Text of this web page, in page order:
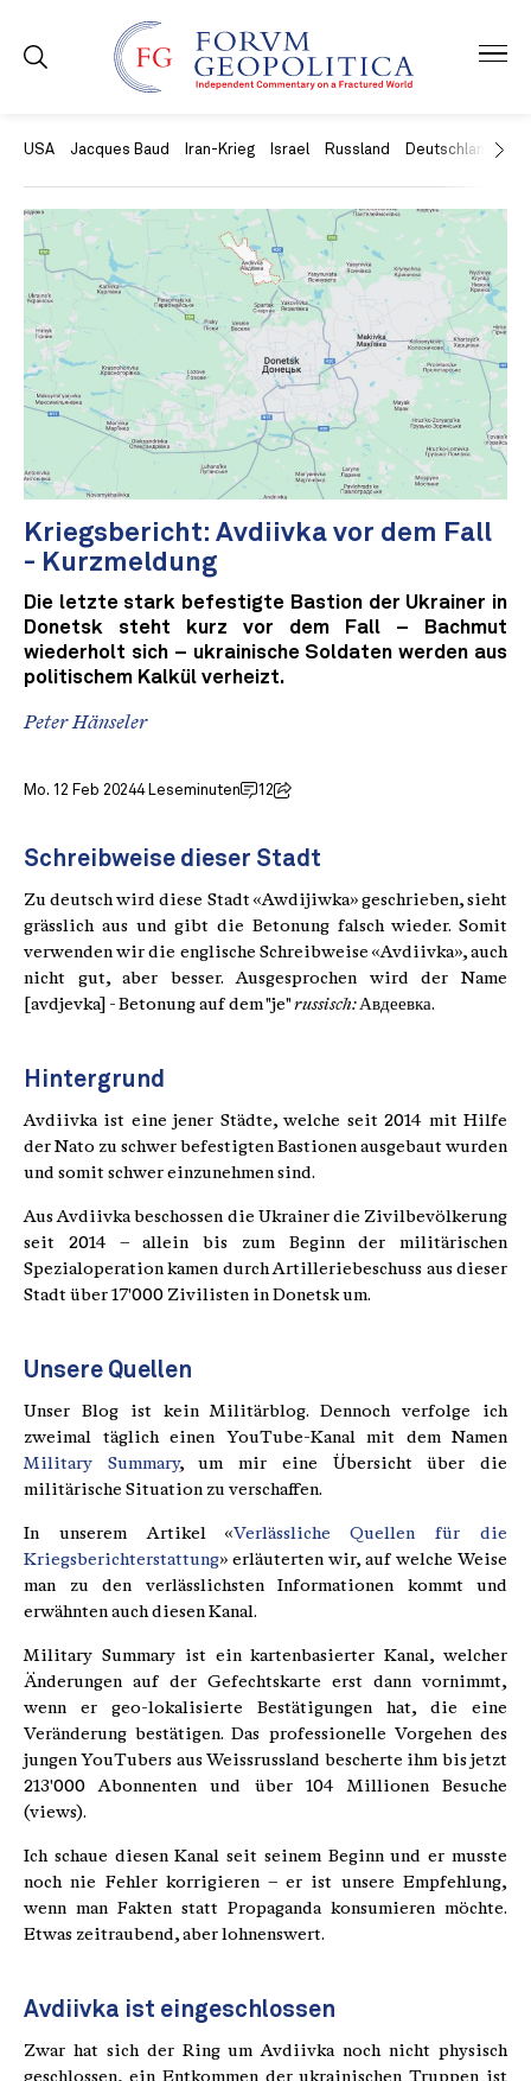
USA Jacques Baud Iran-Krieg Israel Russland Deutschland
Kriegsbericht: Avdiivka vor dem Fall
- Kurzmeldung
Die letzte stark befestigte Bastion der Ukrainer in
Donetsk steht kurz vor dem Fall – Bachmut
wiederholt sich – ukrainische Soldaten werden aus
politischem Kalkül verheizt.
Peter Hänseler
Mo. 12 Feb 20244 Leseminuten 12
Schreibweise dieser Stadt
Zu deutsch wird diese Stadt «Awdijiwka» geschrieben, sieht
grässlich aus und gibt die Betonung falsch wieder. Somit
verwenden wir die englische Schreibweise «Avdiivka», auch
nicht gut, aber besser. Ausgesprochen wird der Name
[avdjevka] - Betonung auf dem "je" russisch: Авдеевка.
Hintergrund
Avdiivka ist eine jener Städte, welche seit 2014 mit Hilfe
der Nato zu schwer befestigten Bastionen ausgebaut wurden
und somit schwer einzunehmen sind.
Aus Avdiivka beschossen die Ukrainer die Zivilbevölkerung
seit 2014 – allein bis zum Beginn der militärischen
Spezialoperation kamen durch Artilleriebeschuss aus dieser
Stadt über 17'000 Zivilisten in Donetsk um.
Unsere Quellen
Unser Blog ist kein Militärblog. Dennoch verfolge ich
zweimal täglich einen YouTube-Kanal mit dem Namen
Military Summary, um mir eine Übersicht über die
militärische Situation zu verschaffen.
In unserem Artikel «Verlässliche Quellen für die
Kriegsberichterstattung» erläuterten wir, auf welche Weise
man zu den verlässlichsten Informationen kommt und
erwähnten auch diesen Kanal.
Military Summary ist ein kartenbasierter Kanal, welcher
Änderungen auf der Gefechtskarte erst dann vornimmt,
wenn er geo-lokalisierte Bestätigungen hat, die eine
Veränderung bestätigen. Das professionelle Vorgehen des
jungen YouTubers aus Weissrussland bescherte ihm bis jetzt
213'000 Abonnenten und über 104 Millionen Besuche
(views).
Ich schaue diesen Kanal seit seinem Beginn und er musste
noch nie Fehler korrigieren – er ist unsere Empfehlung,
wenn man Fakten statt Propaganda konsumieren möchte.
Etwas zeitraubend, aber lohnenswert.
Avdiivka ist eingeschlossen
Zwar hat sich der Ring um Avdiivka noch nicht physisch
geschlossen, ein Entkommen der ukrainischen Truppen ist